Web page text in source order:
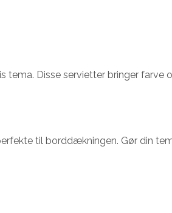
tema. Disse servietter bringer
til borddækningen. Gør din